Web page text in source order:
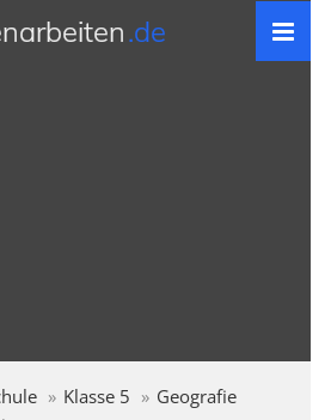
.de
Klasse 5
Geografie